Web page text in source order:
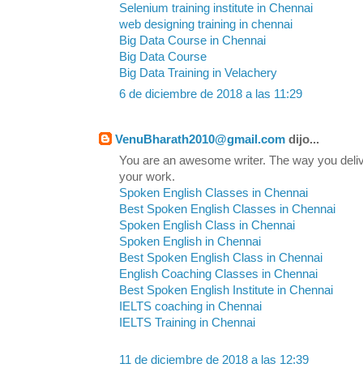
Selenium training institute in Chennai
web designing training in chennai
Big Data Course in Chennai
Big Data Course
Big Data Training in Velachery
6 de diciembre de 2018 a las 11:29
VenuBharath2010@gmail.com dijo...
You are an awesome writer. The way you
your work.
Spoken English Classes in Chennai
Best Spoken English Classes in Chennai
Spoken English Class in Chennai
Spoken English in Chennai
Best Spoken English Class in Chennai
English Coaching Classes in Chennai
Best Spoken English Institute in Chennai
IELTS coaching in Chennai
IELTS Training in Chennai
11 de diciembre de 2018 a las 12:39